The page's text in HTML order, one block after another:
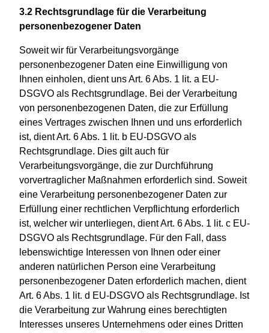
3.2 Rechtsgrundlage für die Verarbeitung
personenbezogener Daten
Soweit wir für Verarbeitungsvorgänge
personenbezogener Daten eine Einwilligung von
Ihnen einholen, dient uns Art. 6 Abs. 1 lit. a EU-
DSGVO als Rechtsgrundlage. Bei der Verarbeitung
von personenbezogenen Daten, die zur Erfüllung
eines Vertrages zwischen Ihnen und uns erforderlich
ist, dient Art. 6 Abs. 1 lit. b EU-DSGVO als
Rechtsgrundlage. Dies gilt auch für
Verarbeitungsvorgänge, die zur Durchführung
vorvertraglicher Maßnahmen erforderlich sind. Soweit
eine Verarbeitung personenbezogener Daten zur
Erfüllung einer rechtlichen Verpflichtung erforderlich
ist, welcher wir unterliegen, dient Art. 6 Abs. 1 lit. c EU-
DSGVO als Rechtsgrundlage. Für den Fall, dass
lebenswichtige Interessen von Ihnen oder einer
anderen natürlichen Person eine Verarbeitung
personenbezogener Daten erforderlich machen, dient
Art. 6 Abs. 1 lit. d EU-DSGVO als Rechtsgrundlage. Ist
die Verarbeitung zur Wahrung eines berechtigten
Interesses unseres Unternehmens oder eines Dritten